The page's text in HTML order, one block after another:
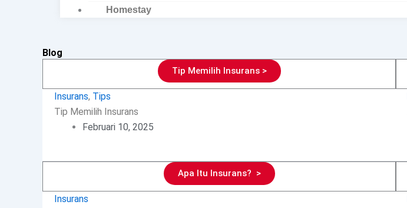
Homestay
Blog
Tip Memilih Insurans >
Insurans, Tips
Tip Memilih Insurans
Februari 10, 2025
Apa Itu Insurans? >
Insurans